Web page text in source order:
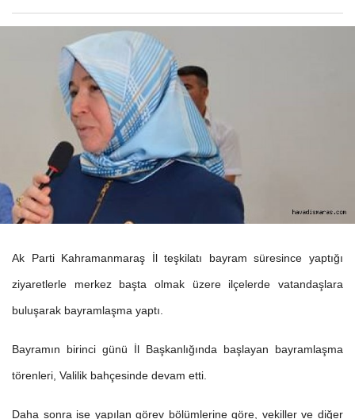
Ak Parti Kahramanmaraş İl teşkilatı bayram süresince yaptığı
ziyaretlerle merkez başta olmak üzere ilçelerde vatandaşlara
buluşarak bayramlaşma yaptı.
Bayramın birinci günü İl Başkanlığında başlayan bayramlaşma
törenleri, Valilik bahçesinde devam etti.
Daha sonra ise yapılan görev bölümlerine göre, vekiller ve diğer